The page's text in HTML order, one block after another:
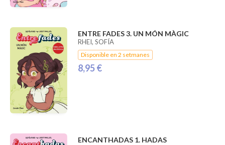
ENTRE FADES 3. UN MÓN MÀGIC
RHEI, SOFÍA
Disponible en 2 setmanes
8,95 €
ENCANTHADAS 1. HADAS